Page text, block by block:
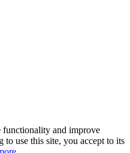
functionality and improve
use this site, you accept to its